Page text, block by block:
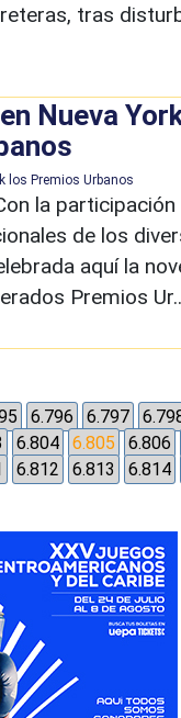
tras
Nueva
la
de los
aquí la
Premios
6.796 6.797
6.804 6.805 6.806
6.812 6.813 6.814